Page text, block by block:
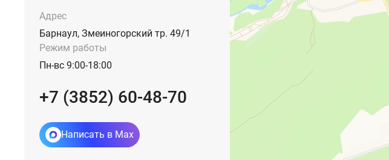
Адрес
Барнаул, Змеиногорский тр. 49/1
Режим работы
Пн-вс 9:00-18:00
+7 (3852) 60-48-70
Написать в Max